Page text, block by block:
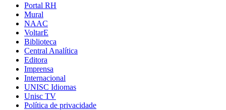
Portal RH
Mural
NAAC
VoltarE
Biblioteca
Central Analítica
Editora
Imprensa
Internacional
UNISC Idiomas
Unisc TV
Política de privacidade